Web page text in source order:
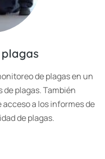
de plagas en un
plagas. También
a los informes de
de plagas.